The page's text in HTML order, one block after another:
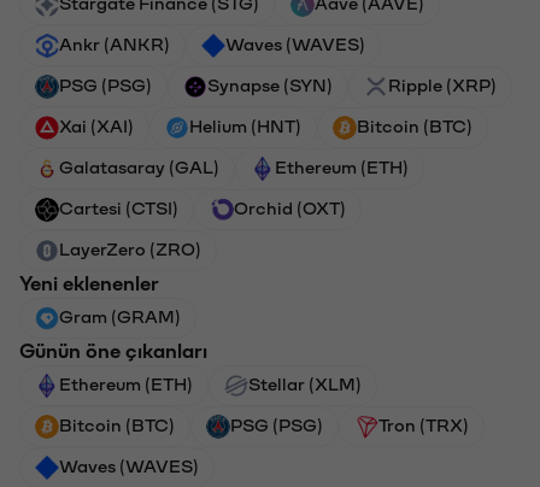
Ankr (ANKR) Waves (WAVES)
PSG (PSG) Synapse (SYN) Ripple (XRP)
Xai (XAI) Helium (HNT) Bitcoin (BTC)
Galatasaray (GAL) Ethereum (ETH)
Cartesi (CTSI) Orchid (OXT)
LayerZero (ZRO)
Yeni eklenenler
Gram (GRAM)
Günün öne çıkanları
Ethereum (ETH) Stellar (XLM)
Bitcoin (BTC) PSG (PSG) Tron (TRX)
Waves (WAVES)